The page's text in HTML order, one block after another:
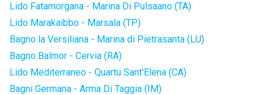
Lido Fatamorgana - Marina Di Pulsaano (TA)
Lido Marakaibbo - Marsala (TP)
Bagno la Versiliana - Marina di Pietrasanta (LU)
Bagno Balmor - Cervia (RA)
Lido Mediterraneo - Quartu Sant'Elena (CA)
Bagni Germana - Arma Di Taggia (IM)